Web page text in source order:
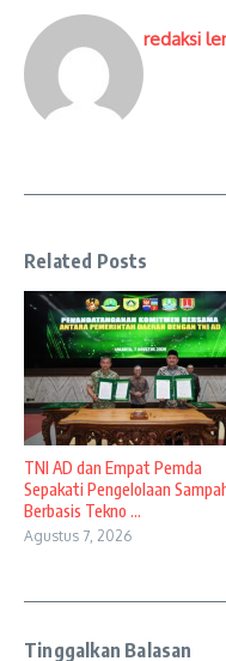
redaksi
Related Posts
TNI AD dan Empat Pemda
Sepakati Pengelolaan
Berbasis Tekno ...
Agustus 7, 2026
Tinggalkan Balasan